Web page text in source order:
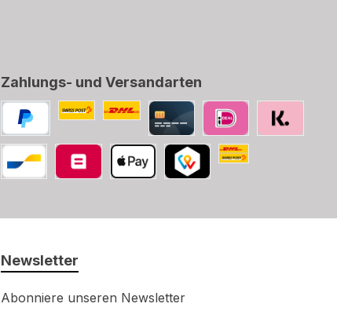
Zahlungs- und Versandarten
PayPal Kredit-/Debitkarte
iDEAL
Die
Benutzerdefiniertes Bild 1
Benutzerdefiniertes Bild 2
Newsletter
Abonniere unseren Newsletter